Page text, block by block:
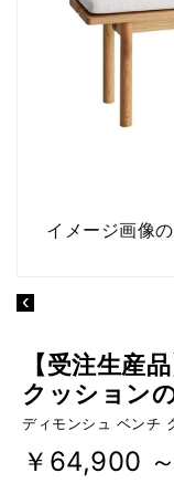
イメージ画像
【受注生産
クッション
ディモンシュ ベンチ
￥64,900 ～